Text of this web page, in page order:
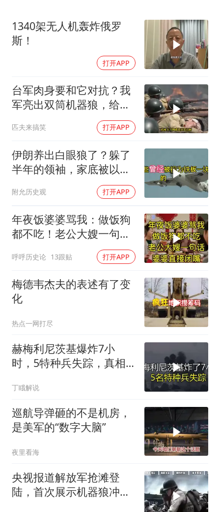
多地要求领导干部带头休假
吉林一“温度计大楼”读数爆表
东方甄选被判赔偿江小白30万元
奋进开新局 实干挑大梁
1340架无人机轰炸俄罗
斯！
打开APP
台军肉身要和它对抗？我
军亮出双筒机器狼，给登
匹夫来搞笑 打开APP
伊朗养出白眼狼了？躲了
半年的领袖，家底被以色
附允历史观 打开APP
年夜饭婆婆骂我：做饭狗
都不吃！老公大嫂一句
呼呼历史论 13跟贴 打开APP
梅德韦杰夫的表述有了变
化
热点一网打尽
赫梅利尼茨基爆炸7小
时，5特种兵失踪，真相
丁睋解说
巡航导弹砸的不是机房，
是美军的“数字大脑”
夜里看海
央视报道解放军抢滩登
陆，首次展示机器狼冲